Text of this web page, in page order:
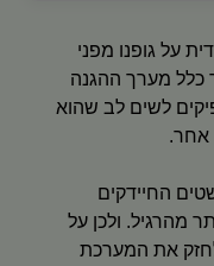
על גופנו מפני
כלל מערך ההגנה
לשים לב שהוא
אחר.
החיידקים
מהרגיל. ולכן על
לחזק את המערכת